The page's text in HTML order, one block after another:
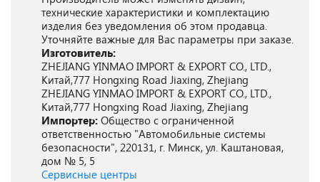
технические характеристики и комплектацию
изделия без уведомления об этом продавца.
Уточняйте важные для Вас параметры при заказе.
Изготовитель:
ZHEJIANG YINMAO IMPORT & EXPORT CO., LTD.,
Китай,777 Hongxing Road Jiaxing, Zhejiang
ZHEJIANG YINMAO IMPORT & EXPORT CO., LTD.,
Китай,777 Hongxing Road Jiaxing, Zhejiang
Импортер: Общество с ограниченной
ответственностью "Автомобильные системы
безопасности", 220131, г. Минск, ул. Каштановая,
дом № 5, 5
Сервисные центры